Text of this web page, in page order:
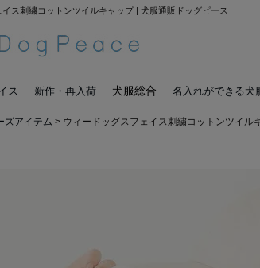
ス刺繍コットンツイルキャップ | 犬服通販ドッグピース
ス 新作・再入荷 犬服総合 名入れができる犬
ズアイテム ウィードッグスフェイス刺繍コットンツイル